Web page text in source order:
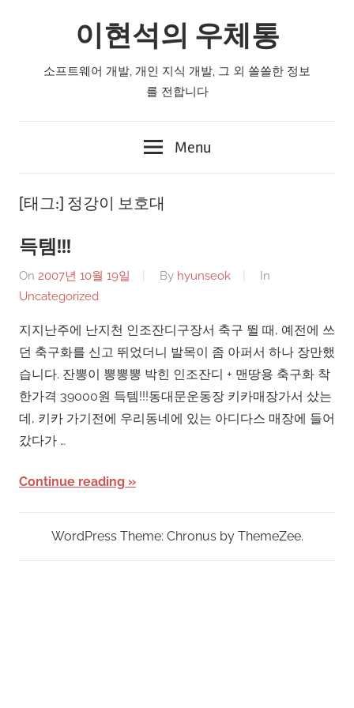
이현석의 우체통
소프트웨어 개발, 개인 지식 개발, 그 외 쏠쏠한 정보
를 전합니다
Menu
[태그:] 정강이 보호대
득템!!!
On 2007년 10월 19일 By hyunseok
In
Uncategorized
지지난주에 난지천 인조잔디구장서 축구 뛸 때, 예전에 쓰
던 축구화를 신고 뛰었더니 발목이 좀 아퍼서 하나 장만했
습니다. 잔뽕이 뽕뽕뽕 박힌 인조잔디 + 맨땅용 축구화 착
한가격 39000원 득템!!!동대문운동장 키카매장가서 샀는
데, 키카 가기전에 우리동네에 있는 아디다스 매장에 들어
갔다가 …
Continue reading
WordPress Theme: Chronus by ThemeZee.